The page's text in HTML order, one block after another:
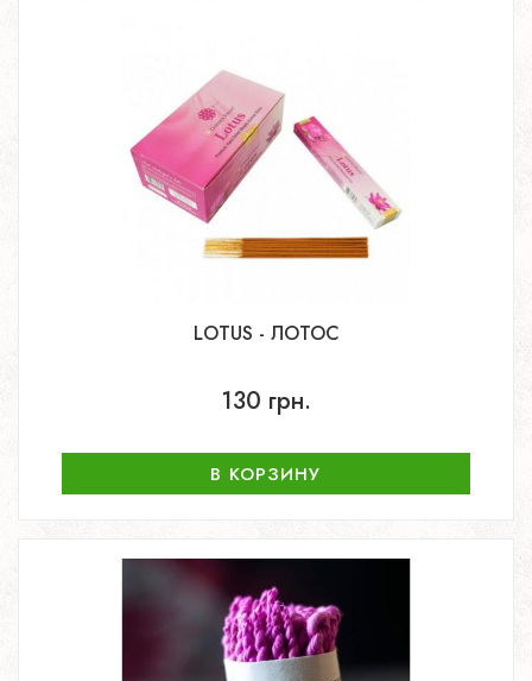
LOTUS - ЛОТОС
130 грн.
В КОРЗИНУ